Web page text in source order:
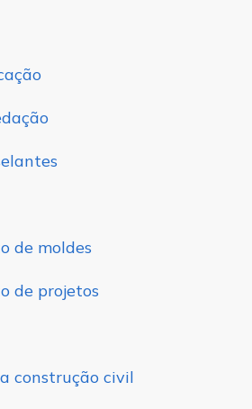
de moldes
de projetos
construção civil